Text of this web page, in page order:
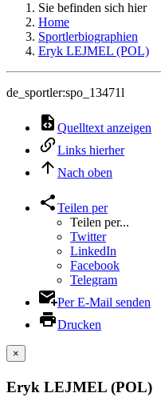
Sie befinden sich hier
Home
Sportlerbiographien
Eryk LEJMEL (POL)
de_sportler:spo_13471l
Quelltext anzeigen
Links hierher
Nach oben
Teilen per
Teilen per...
Twitter
LinkedIn
Facebook
Telegram
Per E-Mail senden
Drucken
×
Eryk LEJMEL (POL)